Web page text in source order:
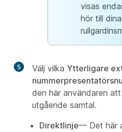
visas
hör till
5 Välj vilka Ytterligare
den här användaren
utgående samtal.
Direktlinje— Det här